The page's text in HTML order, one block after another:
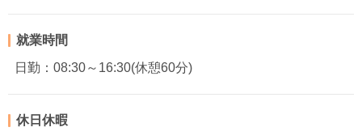
就業時間
日勤：08:30～16:30(休憩60分)
休日休暇